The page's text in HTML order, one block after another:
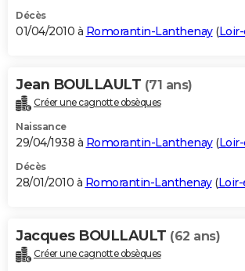
Décès
01/04/2010 à Romorantin-Lanthenay(
Jean BOULLAULT (71 ans)
Créer une cagnotte obsèques
Naissance
29/04/1938 à Romorantin-Lanthenay(
Décès
28/01/2010 à Romorantin-Lanthenay(
Jacques BOULLAULT (62 ans)
Créer une cagnotte obsèques